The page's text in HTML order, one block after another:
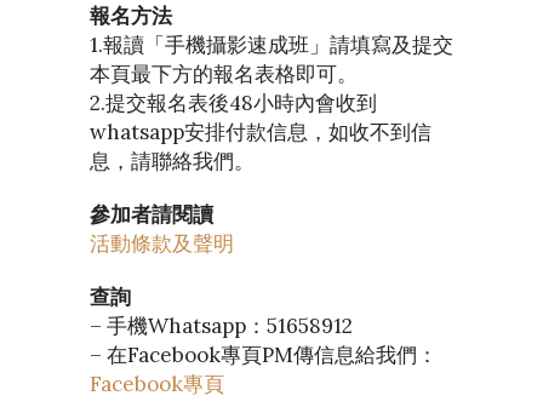
報名方法
1.報讀「手機攝影速成班」請填寫及提交
本頁最下方的報名表格即可。
2.提交報名表後48小時內會收到
whatsapp安排付款信息，如收不到信
息，請聯絡我們。
參加者請閱讀
活動條款及聲明
查詢
– 手機Whatsapp：51658912
– 在Facebook專頁PM傳信息給我們：
Facebook專頁